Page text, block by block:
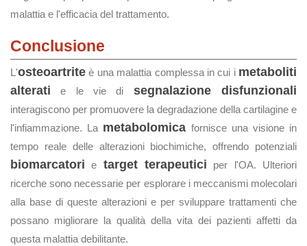
malattia e l'efficacia del trattamento.
Conclusione
L'osteoartrite è una malattia complessa in cui i metaboliti
alterati e le vie di segnalazione disfunzionali
interagiscono per promuovere la degradazione della cartilagine e
l'infiammazione. La metabolomica fornisce una visione in
tempo reale delle alterazioni biochimiche, offrendo potenziali
biomarcatori e target terapeutici per l'OA. Ulteriori
ricerche sono necessarie per esplorare i meccanismi molecolari
alla base di queste alterazioni e per sviluppare trattamenti che
possano migliorare la qualità della vita dei pazienti affetti da
questa malattia debilitante.